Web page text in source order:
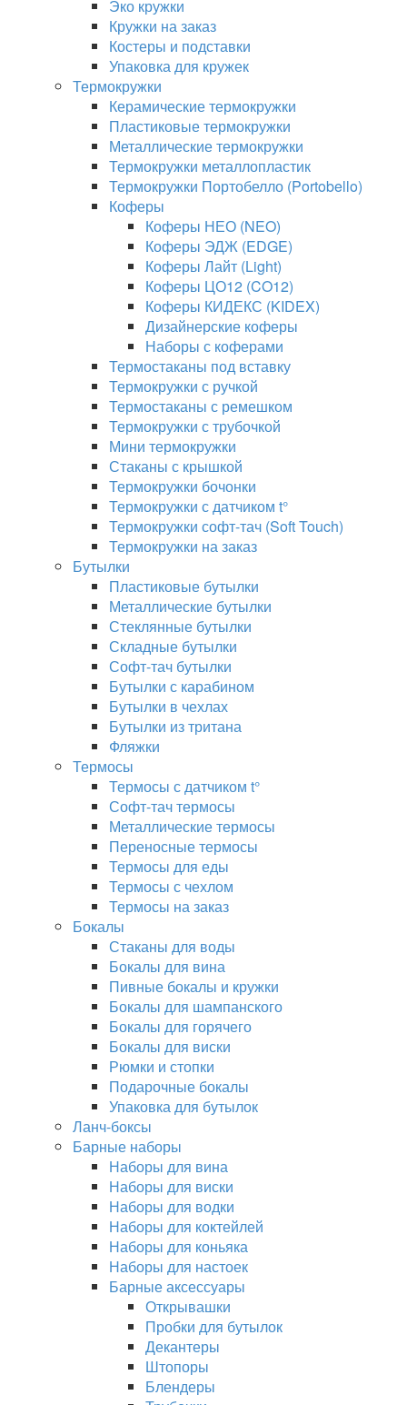
Эко кружки
Кружки на заказ
Костеры и подставки
Упаковка для кружек
Термокружки
Керамические термокружки
Пластиковые термокружки
Металлические термокружки
Термокружки металлопластик
Термокружки Портобелло (Portobello)
Коферы
Коферы НЕО (NEO)
Коферы ЭДЖ (EDGE)
Коферы Лайт (Light)
Коферы ЦО12 (CO12)
Коферы КИДЕКС (KIDEX)
Дизайнерские коферы
Наборы с коферами
Термостаканы под вставку
Термокружки с ручкой
Термостаканы с ремешком
Термокружки с трубочкой
Мини термокружки
Стаканы с крышкой
Термокружки бочонки
Термокружки с датчиком t°
Термокружки софт-тач (Soft Touch)
Термокружки на заказ
Бутылки
Пластиковые бутылки
Металлические бутылки
Стеклянные бутылки
Складные бутылки
Софт-тач бутылки
Бутылки с карабином
Бутылки в чехлах
Бутылки из тритана
Фляжки
Термосы
Термосы с датчиком t°
Софт-тач термосы
Металлические термосы
Переносные термосы
Термосы для еды
Термосы с чехлом
Термосы на заказ
Бокалы
Стаканы для воды
Бокалы для вина
Пивные бокалы и кружки
Бокалы для шампанского
Бокалы для горячего
Бокалы для виски
Рюмки и стопки
Подарочные бокалы
Упаковка для бутылок
Ланч-боксы
Барные наборы
Наборы для вина
Наборы для виски
Наборы для водки
Наборы для коктейлей
Наборы для коньяка
Наборы для настоек
Барные аксессуары
Открывашки
Пробки для бутылок
Декантеры
Штопоры
Блендеры